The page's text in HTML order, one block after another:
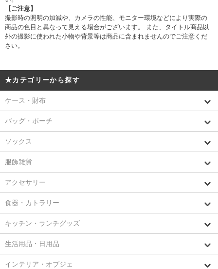
【ご注意】
撮影時の照明の加減や、カメラの性能、モニター環境などにより実際の
商品の色目と異なって見える場合がございます。 また、タイトル商品以
外の撮影に使われた小物や背景等は商品に含まれませんのでご注意くだ
さい。
★カテゴリーから探す
ケース・財布
バッグ・ポーチ
ソックス
服飾雑貨
アクセサリー
食器・カトラリー
キッチン・ランチグッズ
生活用品・日用品
インテリア・オブジェ